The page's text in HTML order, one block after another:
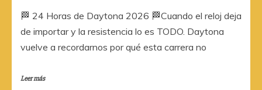
🏁 24 Horas de Daytona 2026 🏁Cuando el reloj deja
de importar y la resistencia lo es TODO. Daytona
vuelve a recordarnos por qué esta carrera no
Leer más